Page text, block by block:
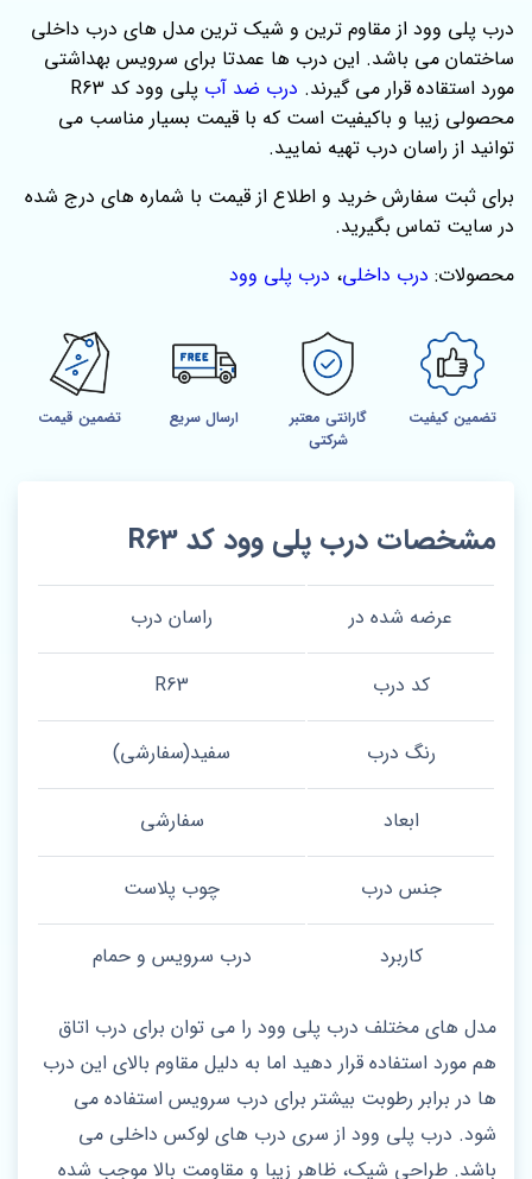
درب پلی وود از مقاوم ترین و شیک ترین مدل های درب داخلی
ساختمان می باشد. این درب ها عمدتا برای سرویس بهداشتی
مورد استقاده قرار می گیرند. درب ضد آب
پلی وود کد R63
محصولی زیبا و باکیفیت است که با قیمت بسیار مناسب می
توانید از راسان درب تهیه نمایید.
برای ثبت سفارش خرید و اطلاع از قیمت با شماره های درج شده
در سایت تماس بگیرید.
محصولات: درب داخلی، درب پلی وود
تضمین کیفیت
گارانتی معتبر
شرکتی
ارسال سریع تضمین قیمت
مشخصات درب پلی وود کد R63
عرضه شده در راسان درب
کد درب R63
رنگ درب سفید(سفارشی)
ابعاد سفارشی
جنس درب چوب پلاست
کاربرد درب سرویس و حمام
مدل های مختلف درب پلی وود را می توان برای درب اتاق
هم مورد استفاده قرار دهید اما به دلیل مقاوم بالای این درب
ها در برابر رطوبت بیشتر برای درب سرویس استفاده می
شود. درب پلی وود از سری درب های لوکس داخلی می
باشد. طراحی شیک، ظاهر زیبا و مقاومت بالا موجب شده